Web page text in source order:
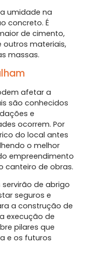
umidade na
concreto. É
de cimento,
outros materiais,
massas.
afetar a
são conhecidos
e
ocorrem. Por
do local antes
o melhor
empreendimento
canteiro de obras.
servirão de abrigo
seguros e
a construção de
execução de
pilares que
e os futuros